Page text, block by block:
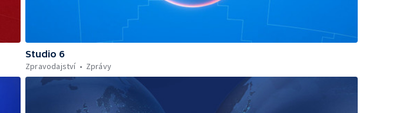
Studio 6
Zpravodajství
Zprávy